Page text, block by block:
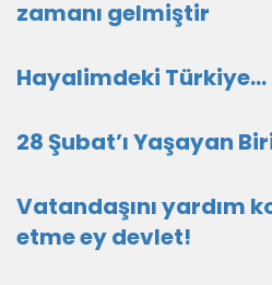
zamanı gelmiştir
Hayalimdeki Türkiye…
28 Şubat’ı Yaşayan
Vatandaşını yardım
etme ey devlet!